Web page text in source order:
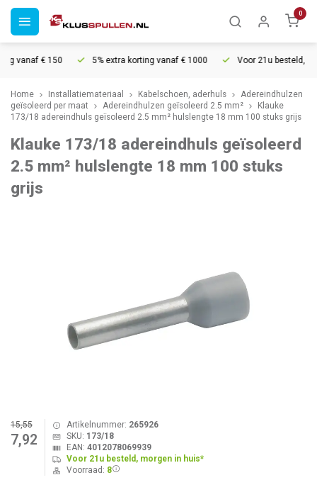
0
vanaf € 150 5% extra korting vanaf € 1000 Voor 21u besteld,
Home Installatiemateriaal Kabelschoen, aderhuls
Adereindhulzen
geïsoleerd per maat
Adereindhulzen geïsoleerd 2.5 mm²
Klauke
173/18 adereindhuls geïsoleerd 2.5 mm² hulslengte 18 mm 100 stuks grijs
Klauke 173/18 adereindhuls geïsoleerd
2.5 mm² hulslengte 18 mm 100 stuks
grijs
15,55
7,92
Artikelnummer: 265926
SKU: 173/18
EAN: 4012078069939
Voor 21u besteld, morgen in huis*
Voorraad: 8